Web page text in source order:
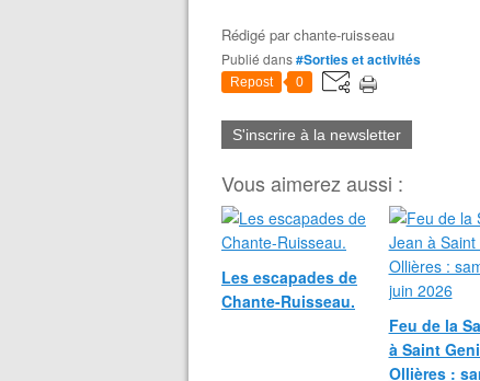
Rédigé parchante-ruisseau
Publié dans#Sorties et activités
Repost 0
S'inscrire à la newsletter
Vous aimerez aussi :
Les escapades de
Chante-Ruisseau.
Feu de la
à Saint
Ollières :